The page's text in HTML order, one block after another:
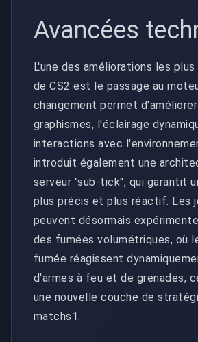
Avancées
L'une des améliorations les
de CS2 est le passage au
changement permet
graphismes, l'éclairage
interactions avec
introduit également une
serveur "sub-tick", qui garantit
plus précis et plus réactif. Les
peuvent désormais
des fumées volumétriques, où
fumée réagissent
d'armes à feu et de grenades,
une nouvelle couche de
matchs1.